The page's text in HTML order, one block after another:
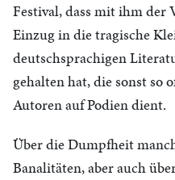
Festival, dass mit ihm der
Einzug in die tragische
deutschsprachigen
gehalten hat, die sonst so
Autoren auf Podien dient.
Über die Dumpfheit
Banalitäten, aber auch